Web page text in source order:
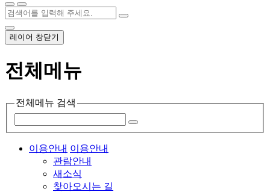
레이어 창닫기
전체메뉴
전체메뉴 검색
이용안내 이용안내
관람안내
새소식
찾아오시는 길